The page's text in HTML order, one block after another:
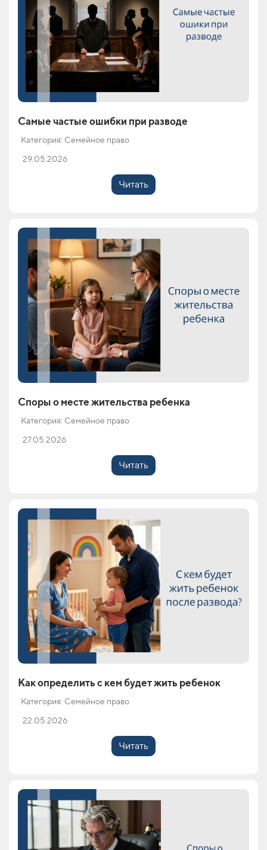
Самые частые ошибки при разводе
Категория: Семейное право
29.05.2026
Читать
Споры о месте жительства ребенка
Категория: Семейное право
27.05.2026
Читать
Как определить с кем будет жить ребенок
Категория: Семейное право
22.05.2026
Читать